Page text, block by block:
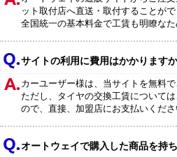
ット取付店へ直送・取付することがで
全国統一の基本料金で工賃も明瞭なた
サイトの利用に費用はかかります
カーユーザー様は、当サイトを無料で
ただし、タイヤの交換工賃について
ので、直接、加盟店にお支払いくださ
オートウェイで購入した商品を持